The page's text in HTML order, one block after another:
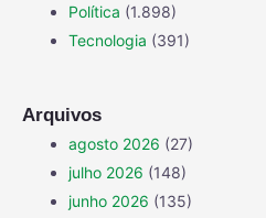
Política (1.898)
Tecnologia (391)
Arquivos
agosto 2026 (27)
julho 2026 (148)
junho 2026 (135)